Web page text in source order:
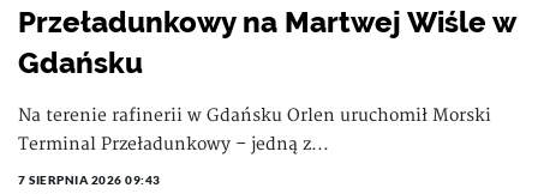
Przeładunkowy na Martwej Wiśle w
Gdańsku
Na terenie rafinerii w Gdańsku Orlen uruchomił Morski
Terminal Przeładunkowy – jedną z...
7 SIERPNIA 2026 09:43